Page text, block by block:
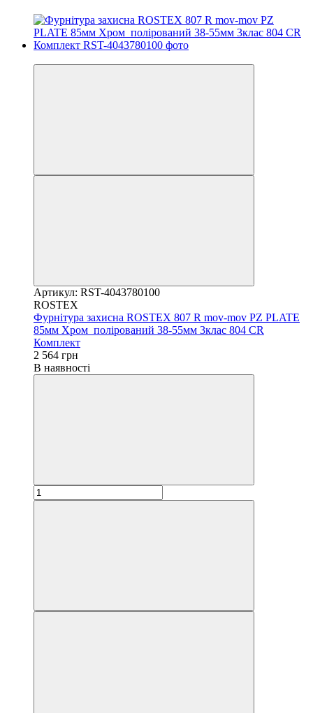
Артикул: RST-4043780100
ROSTEX
Фурнітура захисна ROSTEX 807 R mov-mov PZ PLATE
85мм Хром_полірований 38-55мм 3клас 804 CR
Комплект
2 564 грн
В наявності